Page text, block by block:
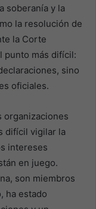
soberanía y la
la resolución de
la Corte
punto más difícil:
sino
oficiales.
organizaciones
difícil vigilar la
intereses
en juego.
son miembros
ha estado